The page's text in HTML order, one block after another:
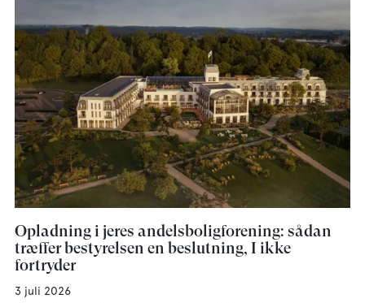
Opladning i jeres andelsboligforening: sådan
træffer bestyrelsen en beslutning, I ikke
fortryder
3 juli 2026